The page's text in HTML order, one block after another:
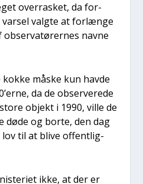
over­ra­sket, da for­
valg­te at for­læn­ge
obser­va­tø­rer­nes nav­ne
måske kun hav­de
da de obser­ve­re­de
objekt i 1990, vil­le de
døde og bor­te, den dag
lov til at bli­ve offent­lig­
ikke, at der er